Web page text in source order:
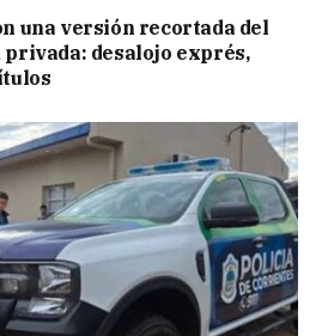
una versión recortada del
desalojo exprés,